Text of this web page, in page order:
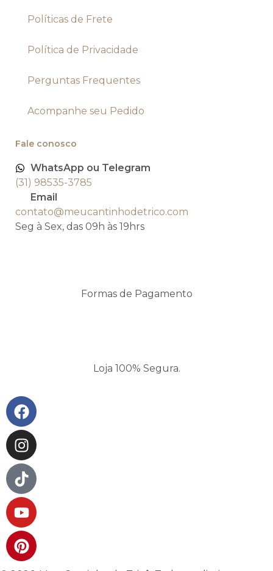
Políticas de Frete
Política de Privacidade
Perguntas Frequentes
Acompanhe seu Pedido
Fale conosco
WhatsApp ou Telegram
(31) 98535-3785
Email
contato@meucantinhodetrico.com
Seg à Sex, das 09h às 19hrs
Formas de Pagamento
Loja 100% Segura.
Facebook
Instagram
Tiktok
Youtube
Pinterest